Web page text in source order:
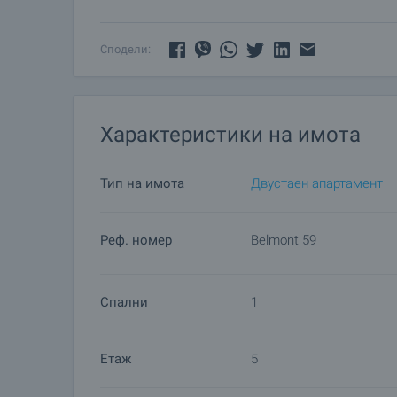
Ние сме реномирана компания и ще бъдем с
ремонтни дейности, обзавеждане, юридически и
Сподели:
Характеристики на имота
Тип на имота Двустаен апартамент
Реф. номер Belmont 59
Спални 1
Етаж 5